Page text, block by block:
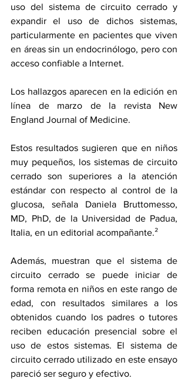
uso del sistema de circuito cerrado y
expandir el uso de dichos sistemas,
particularmente en pacientes que viven
en áreas sin un endocrinólogo, pero con
acceso confiable a Internet.
Los hallazgos aparecen en la edición en
línea de marzo de la revista New
England Journal of Medicine.
Estos resultados sugieren que en niños
muy pequeños, los sistemas de circuito
cerrado son superiores a la atención
estándar con respecto al control de la
glucosa, señala Daniela Bruttomesso,
MD, PhD, de la Universidad de Padua,
Italia, en un editorial acompañante.²
Además, muestran que el sistema de
circuito cerrado se puede iniciar de
forma remota en niños en este rango de
edad, con resultados similares a los
obtenidos cuando los padres o tutores
reciben educación presencial sobre el
uso de estos sistemas. El sistema de
circuito cerrado utilizado en este ensayo
pareció ser seguro y efectivo.